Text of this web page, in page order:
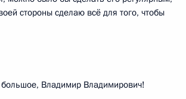
стороны сделаю всё для того, чтобы
Владимир Владимирович!